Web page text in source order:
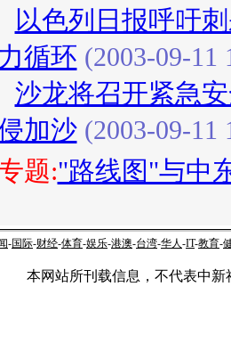
以色列日报呼吁
循环 (2003-09-11
沙龙将召开紧急
加沙(2003-09-11
题:"路线图"与中
-国际-财经-体育-娱乐-港澳-台湾-华人-IT-教育-
本网站所刊载信息，不代表中